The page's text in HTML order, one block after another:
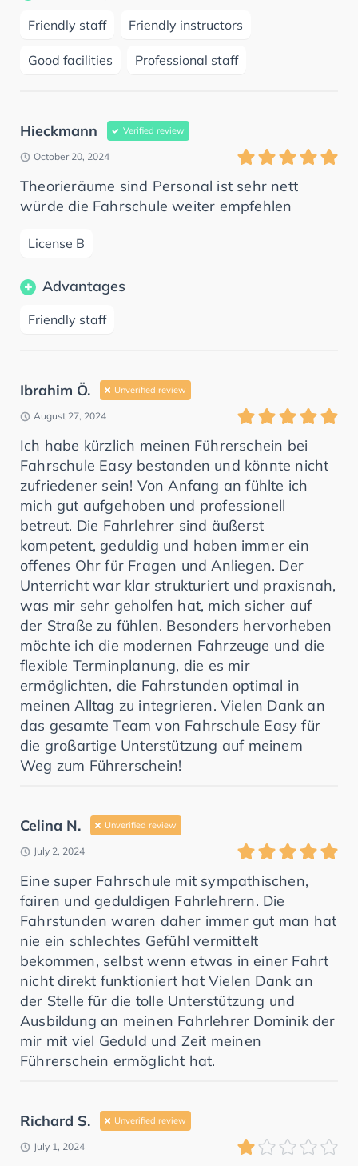
Friendly staff Friendly instructors
Good facilities Professional staff
Hieckmann Verified review
October 20, 2024
Theorieräume sind Personal ist sehr nett
würde die Fahrschule weiter empfehlen
License B
Advantages
Friendly staff
Ibrahim Ö. Unverified review
August 27, 2024
Ich habe kürzlich meinen Führerschein bei
Fahrschule Easy bestanden und könnte nicht
zufriedener sein! Von Anfang an fühlte ich
mich gut aufgehoben und professionell
betreut. Die Fahrlehrer sind äußerst
kompetent, geduldig und haben immer ein
offenes Ohr für Fragen und Anliegen. Der
Unterricht war klar strukturiert und praxisnah,
was mir sehr geholfen hat, mich sicher auf
der Straße zu fühlen. Besonders hervorheben
möchte ich die modernen Fahrzeuge und die
flexible Terminplanung, die es mir
ermöglichten, die Fahrstunden optimal in
meinen Alltag zu integrieren. Vielen Dank an
das gesamte Team von Fahrschule Easy für
die großartige Unterstützung auf meinem
Weg zum Führerschein!
Celina N. Unverified review
July 2, 2024
Eine super Fahrschule mit sympathischen,
fairen und geduldigen Fahrlehrern. Die
Fahrstunden waren daher immer gut man hat
nie ein schlechtes Gefühl vermittelt
bekommen, selbst wenn etwas in einer Fahrt
nicht direkt funktioniert hat Vielen Dank an
der Stelle für die tolle Unterstützung und
Ausbildung an meinen Fahrlehrer Dominik der
mir mit viel Geduld und Zeit meinen
Führerschein ermöglicht hat.
Richard S. Unverified review
July 1, 2024